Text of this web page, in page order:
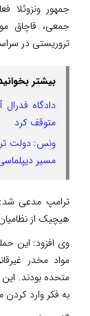
جمهور ونزوئلا
جمعی، قاچاق
تروریستی در
بیشتر
متوقف کرد
ونس: دولت
مسیر
هیچیک از
وی افزود: این
مواد مخدر
متحده بودند.
به فکر وارد کردن